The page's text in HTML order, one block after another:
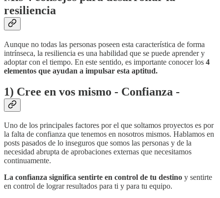
resiliencia
Aunque no todas las personas poseen esta característica de forma
intrínseca, la resiliencia es una habilidad que se puede aprender y
adoptar con el tiempo. En este sentido, es importante conocer los 4
elementos que ayudan a impulsar esta aptitud.
1) Cree en vos mismo - Confianza -
Uno de los principales factores por el que soltamos proyectos es por
la falta de confianza que tenemos en nosotros mismos. Hablamos en
posts pasados de lo inseguros que somos las personas y de la
necesidad abrupta de aprobaciones externas que necesitamos
continuamente.
La confianza significa sentirte en control de tu destino y sentirte
en control de lograr resultados para ti y para tu equipo.